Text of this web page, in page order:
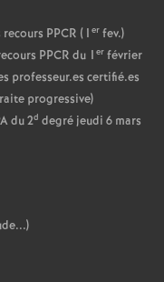
PPCR (1 er fev.)
PPCR du 1 er février
professeur.es certifié.es
progressive)
du 2d degré jeudi 6 mars